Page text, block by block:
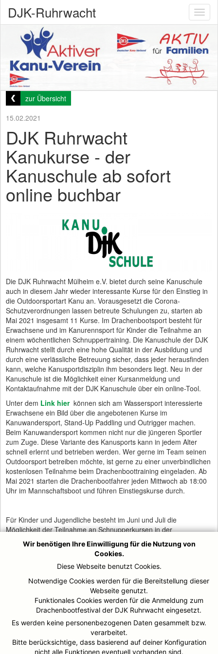
DJK-Ruhrwacht
zur Übersicht
15.02.2021
DJK Ruhrwacht
Kanukurse - der
Kanuschule ab sofort
online buchbar
Die DJK Ruhrwacht Mülheim e.V. bietet durch seine Kanuschule
auch in diesem Jahr wieder interessante Kurse für den Einstieg in
die Outdoorsportart Kanu an. Vorausgesetzt die Corona-
Schutzverordnungen lassen betreute Schulungen zu, starten ab
Mai 2021 insgesamt 11 Kurse. Im Drachenbootsport besteht für
Erwachsene und im Kanurennsport für Kinder die Teilnahme an
einem wöchentlichen Schnuppertraining. Die Kanuschule der DJK
Ruhrwacht stellt durch eine hohe Qualität in der Ausbildung und
durch eine verlässliche Betreuung sicher, dass jeder herausfinden
kann, welche Kanusportdisziplin ihm besonders liegt. Neu in der
Kanuschule ist die Möglichkeit einer Kursanmeldung und
Kontaktaufnahme mit der DJK Kanuschule über ein online-Tool.
Unter dem Link hier können sich am Wassersport interessierte
Erwachsene ein Bild über die angebotenen Kurse im
Kanuwandersport, Stand-Up Paddling und Outrigger machen.
Beim Kanuwandersport kommen nicht nur die jüngeren Sportler
zum Zuge. Diese Variante des Kanusports kann in jedem Alter
schnell erlernt und betrieben werden. Wer gerne im Team seinen
Outdoorsport betreiben möchte, ist gerne zu einer unverbindlichen
kostenlosen Teilnahme beim Drachenboottraining eingeladen. Ab
Mai 2021 starten die Drachenbootfahrer jeden Mittwoch ab 18:00
Uhr im Mannschaftsboot und führen Einstiegskurse durch.
Für Kinder und Jugendliche besteht im Juni und Juli die
Möglichkeit der Teilnahme an Schnupperkursen in der
Mannschaftssportart Kanupolo. Ab Mai können sich interessierte
Kinder in der olympischen Sportart Kanurennsport ausprobieren
und jeden Montag nach vorheriger Anmeldung zu einem
Schnuppertraining treffen.
Der interessierte Anfänger muss schwimmen können, um im Falle
einer Kenterung an Land schwimmen zu können. Sportgeräte wie
Boote, Paddel und Schwimmwesten werden von der DJK
Kanuschule gestellt. Zu empfehlen ist vorab eine ärztliche
Untersuchung, um ein ggf. unerkanntes gesundheitliches Risiko
Treffpunkt für alle Kanukurse ist immer das schmucke Bootshaus
Wir benötigen Ihre Einwilligung für die Nutzung von
Cookies.
Diese Webseite benutzt Cookies.
Notwendige Cookies werden für die Bereitstellung dieser
Webseite genutzt.
Funktionales Cookies werden für die Anmeldung zum
Drachenbootfestival der DJK Ruhrwacht eingesetzt.
Es werden keine personenbezogenen Daten gesammelt bzw.
verarbeitet.
Bitte berücksichtige, dass basierend auf deiner Konfiguration
nicht alle Funktionen eventuell vorhanden sind.